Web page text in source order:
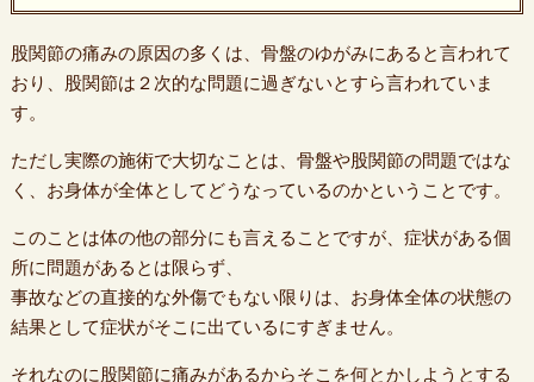
股関節の痛みの原因の多くは、骨盤のゆがみにあると言われて
おり、股関節は２次的な問題に過ぎないとすら言われていま
す。
ただし実際の施術で大切なことは、骨盤や股関節の問題ではな
く、お身体が全体としてどうなっているのかということです。
このことは体の他の部分にも言えることですが、症状がある個
所に問題があるとは限らず、
事故などの直接的な外傷でもない限りは、お身体全体の状態の
結果として症状がそこに出ているにすぎません。
それなのに股関節に痛みがあるからそこを何とかしようとする